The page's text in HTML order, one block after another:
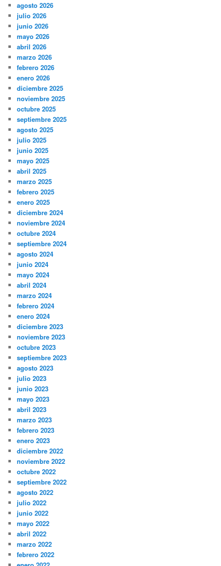
agosto 2026
julio 2026
junio 2026
mayo 2026
abril 2026
marzo 2026
febrero 2026
enero 2026
diciembre 2025
noviembre 2025
octubre 2025
septiembre 2025
agosto 2025
julio 2025
junio 2025
mayo 2025
abril 2025
marzo 2025
febrero 2025
enero 2025
diciembre 2024
noviembre 2024
octubre 2024
septiembre 2024
agosto 2024
junio 2024
mayo 2024
abril 2024
marzo 2024
febrero 2024
enero 2024
diciembre 2023
noviembre 2023
octubre 2023
septiembre 2023
agosto 2023
julio 2023
junio 2023
mayo 2023
abril 2023
marzo 2023
febrero 2023
enero 2023
diciembre 2022
noviembre 2022
octubre 2022
septiembre 2022
agosto 2022
julio 2022
junio 2022
mayo 2022
abril 2022
marzo 2022
febrero 2022